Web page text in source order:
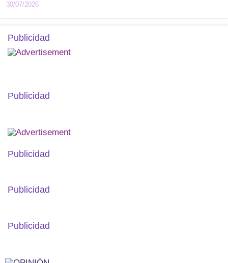
30/07/2026
Publicidad
Publicidad
Publicidad
Publicidad
Publicidad